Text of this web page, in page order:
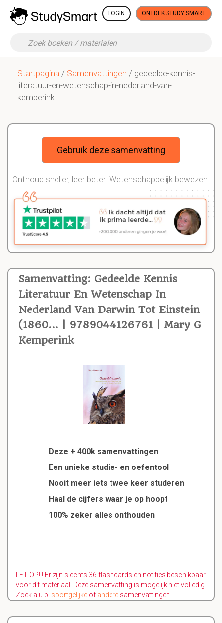
LOGIN ONTDEK STUDY SMART
Startpagina / Samenvattingen / gedeelde-kennis-
literatuur-en-wetenschap-in-nederland-van-
kemperink
Samenvatting: Gedeelde Kennis
Literatuur En Wetenschap In
Nederland Van Darwin Tot Einstein
(1860... | 9789044126761 | Mary G
Kemperink
Deze + 400k samenvattingen
Een unieke studie- en oefentool
Nooit meer iets twee keer studeren
Haal de cijfers waar je op hoopt
100% zeker alles onthouden
LET OP!!! Er zijn slechts 36 flashcards en notities beschikbaar
voor dit materiaal. Deze samenvatting is mogelijk niet volledig.
Zoek a.u.b. soortgelijke of andere samenvattingen.
Gebruik deze samenvatting
Onthoud sneller, leer beter. Wetenschappelijk bewezen.